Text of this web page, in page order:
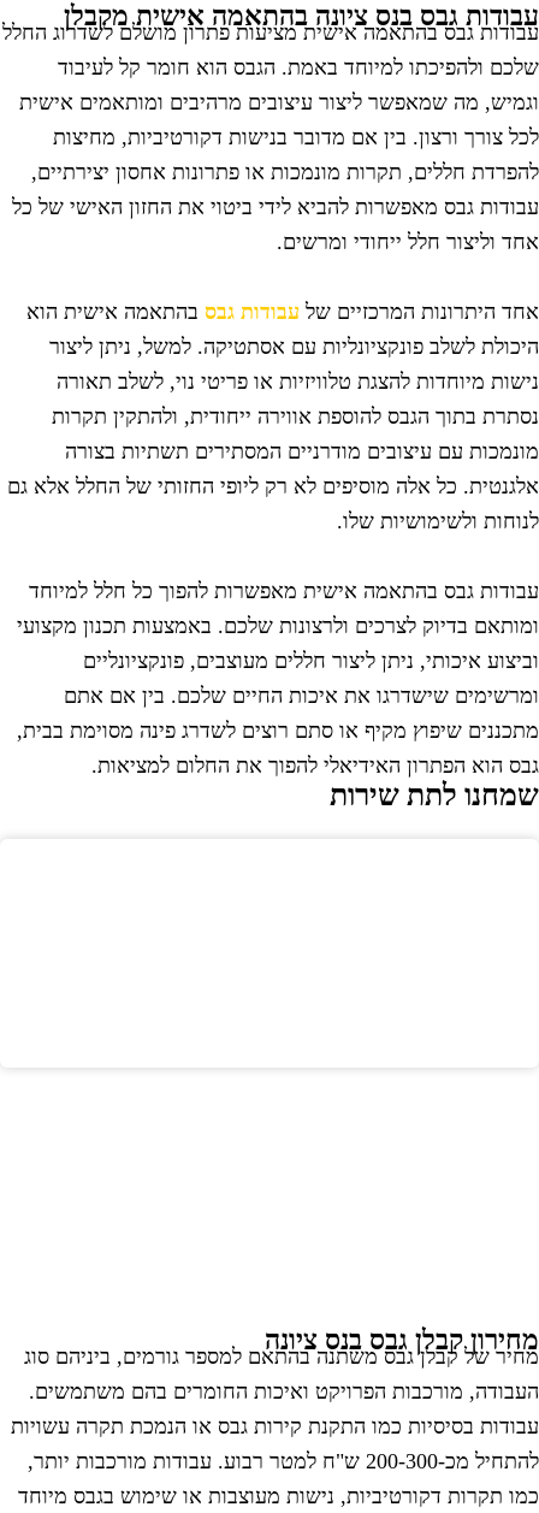
גבס בנס ציונה בהתאמה אישית מקבלן
גבס בהתאמה אישית מציעות פתרון מושלם לשדרוג החלל
ולהפיכתו למיוחד באמת. הגבס הוא חומר קל לעיבוד
מה שמאפשר ליצור עיצובים מרהיבים ומותאמים אישית
צורך ורצון. בין אם מדובר בנישות דקורטיביות, מחיצות
חללים, תקרות מונמכות או פתרונות אחסון יצירתיים,
גבס מאפשרות להביא לידי ביטוי את החזון האישי של כל
וליצור חלל ייחודי ומרשים.
היתרונות המרכזיים שלעבודות גבסבהתאמה אישית הוא
לשלב פונקציונליות עם אסתטיקה. למשל, ניתן ליצור
מיוחדות להצגת טלוויזיות או פריטי נוי, לשלב תאורה
בתוך הגבס להוספת אווירה ייחודית, ולהתקין תקרות
עם עיצובים מודרניים המסתירים תשתיות בצורה
כל אלה מוסיפים לא רק ליופי החזותי של החלל אלא גם
ולשימושיות שלו.
גבס בהתאמה אישית מאפשרות להפוך כל חלל למיוחד
בדיוק לצרכים ולרצונות שלכם. באמצעות תכנון מקצועי
איכותי, ניתן ליצור חללים מעוצבים, פונקציונליים
שישדרגו את איכות החיים שלכם. בין אם אתם
שיפוץ מקיף או סתם רוצים לשדרג פינה מסוימת בבית,
הוא הפתרון האידיאלי להפוך את החלום למציאות.
לתת שירות
קבלן גבס בנס ציונה
של קבלן גבס משתנה בהתאם למספר גורמים, ביניהם סוג
מורכבות הפרויקט ואיכות החומרים בהם משתמשים.
בסיסיות כמו התקנת קירות גבס או הנמכת תקרה עשויות
להתחיל מכ-200-300 ש"ח למטר רבוע. עבודות מורכבות יותר,
תקרות דקורטיביות, נישות מעוצבות או שימוש בגבס מיוחד